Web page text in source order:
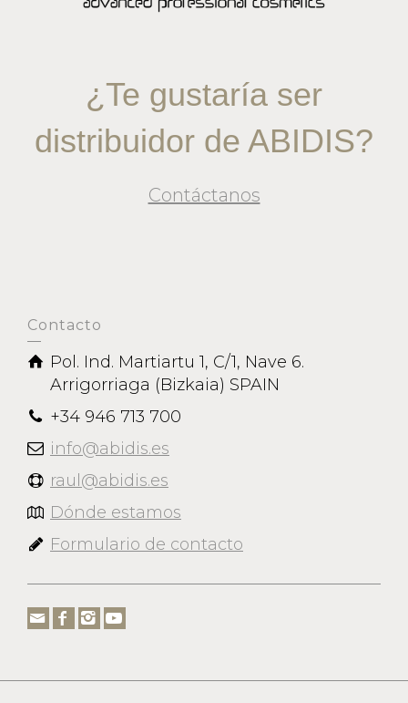
¿Te gustaría ser
distribuidor de ABIDIS?
Contáctanos
Contacto
Pol. Ind. Martiartu 1, C/1, Nave 6.
Arrigorriaga (Bizkaia) SPAIN
+34 946 713 700
info@abidis.es
raul@abidis.es
Dónde estamos
Formulario de contacto